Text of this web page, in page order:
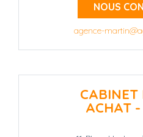
NOUS
agence-
CABINET
ACHAT